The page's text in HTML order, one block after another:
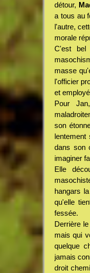
détour,
a tous au
l'autre,
morale
C'est bel
masse
l'officier
et
Pour
son
dans son
imaginer
Elle
hangars
qu'elle
fessée.
Derrière
mais qui
quelque
jamais
droit